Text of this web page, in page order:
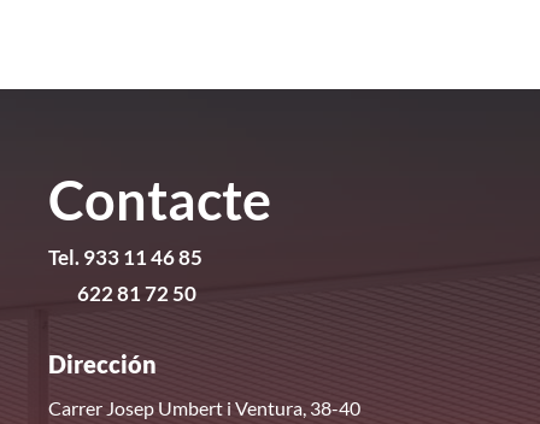
Contacte
Tel. 933 11 46 85
622 81 72 50
Dirección
Carrer Josep Umbert i Ventura, 38-40